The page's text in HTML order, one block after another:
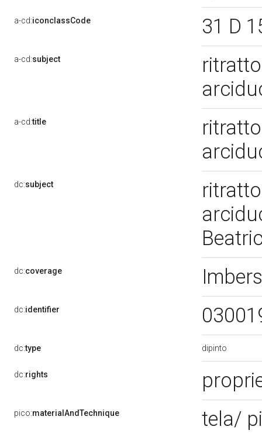
a-cd:iconclassCode 31 D
a-cd:subject
a-cd:title
dc:subject
dc:coverage
dc:identifier
dc:type dipinto
dc:rights
pico:materialAndTechnique tela/